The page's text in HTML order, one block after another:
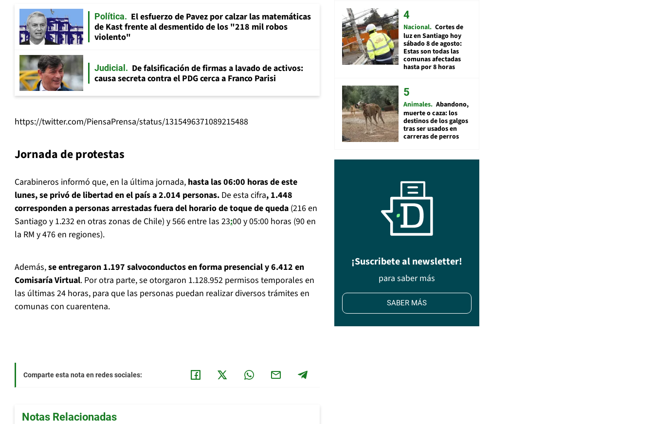
Política
El esfuerzo de Pavez por calzar las matemáticas
de Kast frente al desmentido de los "218 mil robos
violento"
Judicial
De falsificación de firmas a lavado de activos:
causa secreta contra el PDG cerca a Franco Parisi
https://twitter.com/PiensaPrensa/status/1315496371089215488
Jornada de protestas
Carabineros informó que, en la última jornada, hasta las 06:00 horas de este
lunes, se privó de libertad en el país a 2.014 personas. De esta cifra, 1.448
corresponden a personas arrestadas fuera del horario de toque de queda (216 en
Santiago y 1.232 en otras zonas de Chile) y 566 entre las 23:00 y 05:00 horas (90 en
la RM y 476 en regiones).
Además,se entregaron 1.197 salvoconductos en forma presencial y 6.412 en
Comisaría Virtual. Por otra parte, se otorgaron 1.128.952 permisos temporales en
las últimas 24 horas, para que las personas puedan realizar diversos trámites en
comunas con cuarentena.
Comparte esta nota en redes sociales:
Notas Relacionadas
Nacional Cortes de
luz en Santiago hoy
sábado 8 de agosto:
Estas son todas las
comunas afectadas
hasta por 8 horas
Animales Abandono,
muerte o caza: los
destinos de los galgos
tras ser usados en
carreras de perros
¡Suscribete al newsletter!
para saber más
SABER MÁS